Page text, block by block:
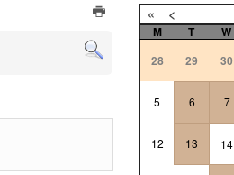
« <
M T W
28
29 30
5 6 7
12 13 14